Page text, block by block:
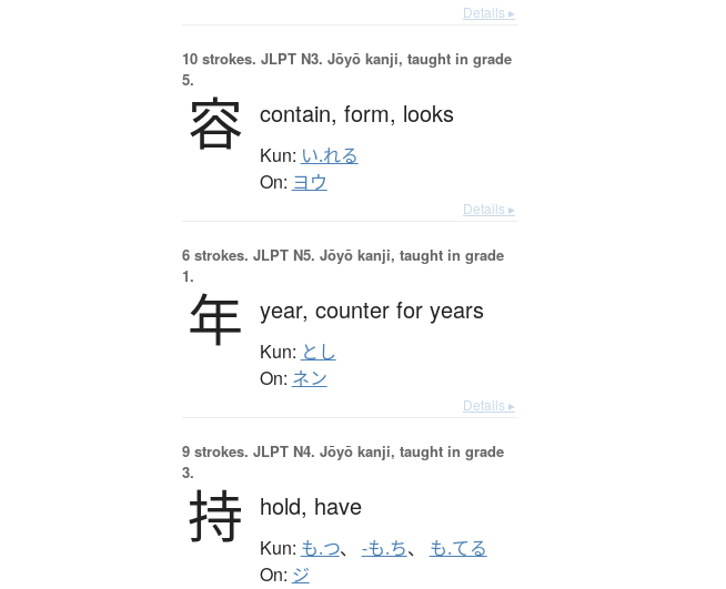
Details ▸
10 strokes. JLPT N3. Jōyō kanji, taught in grade
5.
容 contain, form, looks
Kun: い.れる
On: ヨウ
Details ▸
6 strokes. JLPT N5. Jōyō kanji, taught in grade
1.
年 year, counter for years
Kun: とし
On: ネン
Details ▸
9 strokes. JLPT N4. Jōyō kanji, taught in grade
3.
持 hold, have
Kun: も.つ、 -も.ち、 も.てる
On: ジ